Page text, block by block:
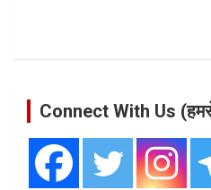
Connect With Us